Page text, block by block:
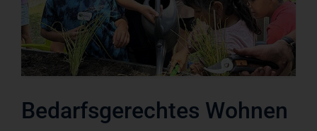
Bedarfsgerechtes Wohnen